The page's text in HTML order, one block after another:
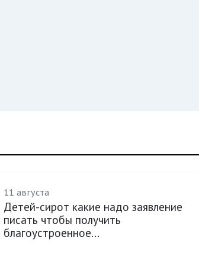
11 августа
Детей-сирот какие надо заявление
писать чтобы получить
благоустроенное...